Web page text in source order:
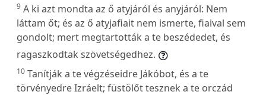
9 A ki azt mondta az ő atyjáról és anyjáról: Nem
láttam őt; és az ő atyjafiait nem ismerte, fiaival sem
gondolt; mert megtartották a te beszédedet, és
ragaszkodtak szövetségedhez.
10 Tanítják a te végzéseidre Jákóbot, és a te
törvényedre Izráelt; füstölőt tesznek a te orczád